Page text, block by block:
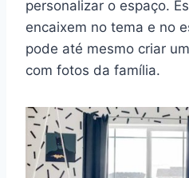
personalizar o espaço.
encaixem no tema e no
pode até mesmo criar
com fotos da família.